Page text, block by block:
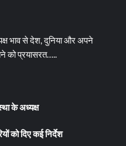
भाव से देश, दुनिया और अपने
को प्रयासरत…..
के अध्यक्ष
को दिए कई निर्देश